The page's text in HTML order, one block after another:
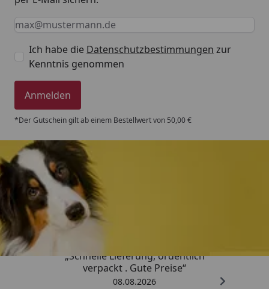
Keine Eingabe erforderlich
Eingabe erforderlich
E-Mail *
Ich habe die Datenschutzbestimmungen zur
Kenntnis genommen
Anmelden
*Der Gutschein gilt ab einem Bestellwert von 50,00 €
Trusted Shops
„Schnelle Lieferung, ordentlich
verpackt . Gute Preise“
08.08.2026